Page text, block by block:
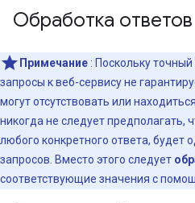
Обработка ответов
Примечание : Поскольку
запросы к веб-сервису не
могут отсутствовать или
никогда не следует
любого конкретного ответа, будет
запросов. Вместо этого следует
соответствующие значения с